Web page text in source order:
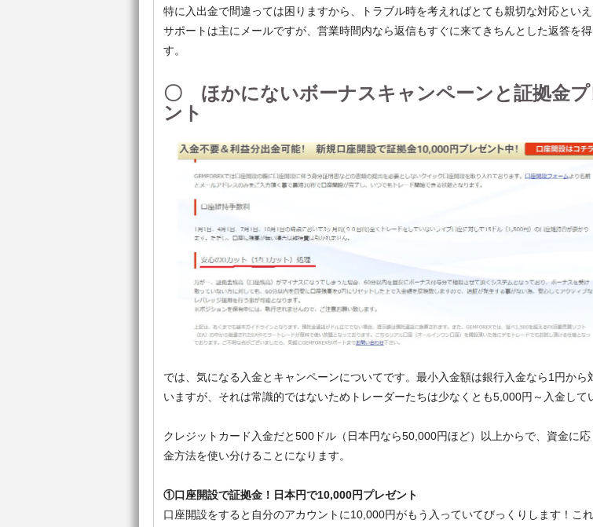
特に入出金で間違っては困りますから、トラブル時を考えればとても親切な対応といえ
サポートは主にメールですが、営業時間内なら返信もすぐに来てきちんとした返答を得
す。
〇 ほかにないボーナスキャンペーンと証拠金
ント
では、気になる入金とキャンペーンについてです。最小入金額は銀行入金なら1円から
いますが、それは常識的ではないためトレーダーたちは少なくとも5,000円～入金して
クレジットカード入金だと500ドル（日本円なら50,000円ほど）以上からで、資金に応
金方法を使い分けることになります。
①口座開設で証拠金！日本円で10,000円プレゼント
口座開設をすると自分のアカウントに10,000円がもう入っていてびっくりします！こ